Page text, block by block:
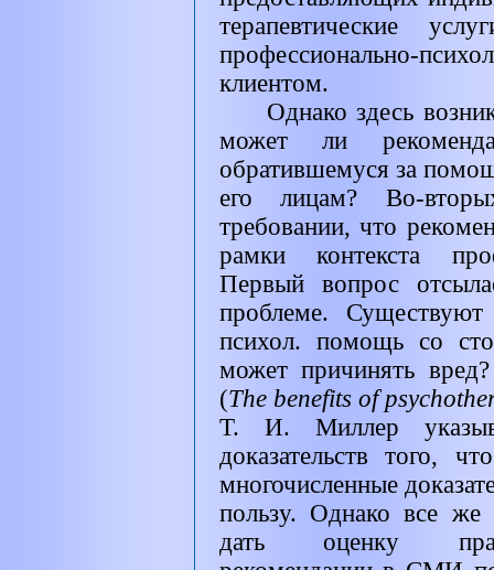
терапевтические
профессионально-
клиентом.
Однако здесь
может ли
обратившемуся за
его лицам? Во-
требовании, что
рамки контекста
Первый вопрос
проблеме.
психол. помощь со
может причинять
(The benefits of
Т. И. Миллер
доказательств того,
многочисленные
пользу. Однако все же
дать оценку